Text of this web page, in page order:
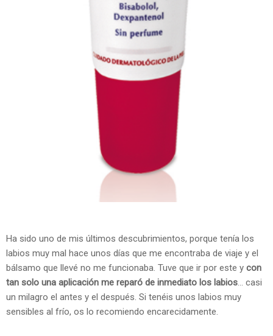
Ha sido uno de mis últimos descubrimientos, porque tenía los
labios muy mal hace unos días que me encontraba de viaje y el
bálsamo que llevé no me funcionaba. Tuve que ir por este y con
tan solo una aplicación me reparó de inmediato los labios... casi
un milagro el antes y el después. Si tenéis unos labios muy
sensibles al frío, os lo recomiendo encarecidamente.